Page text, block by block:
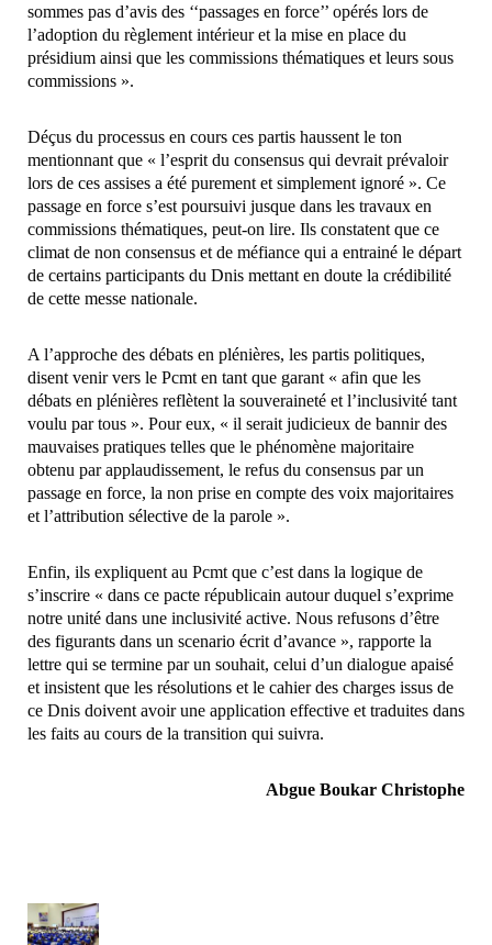
sommes pas d’avis des ‘‘passages en force’’ opérés lors de
l’adoption du règlement intérieur et la mise en place du
présidium ainsi que les commissions thématiques et leurs sous
commissions ».
Déçus du processus en cours ces partis haussent le ton
mentionnant que « l’esprit du consensus qui devrait prévaloir
lors de ces assises a été purement et simplement ignoré ». Ce
passage en force s’est poursuivi jusque dans les travaux en
commissions thématiques, peut-on lire. Ils constatent que ce
climat de non consensus et de méfiance qui a entrainé le départ
de certains participants du Dnis mettant en doute la crédibilité
de cette messe nationale.
A l’approche des débats en plénières, les partis politiques,
disent venir vers le Pcmt en tant que garant « afin que les
débats en plénières reflètent la souveraineté et l’inclusivité tant
voulu par tous ». Pour eux, « il serait judicieux de bannir des
mauvaises pratiques telles que le phénomène majoritaire
obtenu par applaudissement, le refus du consensus par un
passage en force, la non prise en compte des voix majoritaires
et l’attribution sélective de la parole ».
Enfin, ils expliquent au Pcmt que c’est dans la logique de
s’inscrire « dans ce pacte républicain autour duquel s’exprime
notre unité dans une inclusivité active. Nous refusons d’être
des figurants dans un scenario écrit d’avance », rapporte la
lettre qui se termine par un souhait, celui d’un dialogue apaisé
et insistent que les résolutions et le cahier des charges issus de
ce Dnis doivent avoir une application effective et traduites dans
les faits au cours de la transition qui suivra.
Abgue Boukar Christophe